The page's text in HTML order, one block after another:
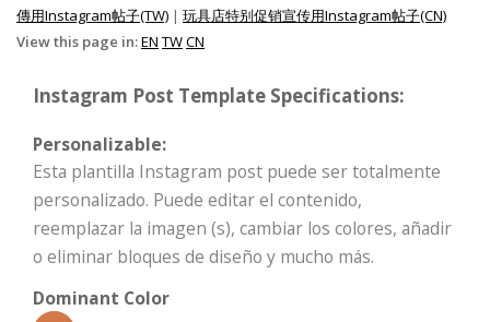
傳用Instagram帖子(TW) | 玩具店特别促销宣传用Instagram帖子(CN)
View this page in:EN TWCN
Instagram Post Template Specifications:
Personalizable:
Esta plantilla Instagram post puede ser totalmente
personalizado. Puede editar el contenido,
reemplazar la imagen (s), cambiar los colores, añadir
o eliminar bloques de diseño y mucho más.
Dominant Color